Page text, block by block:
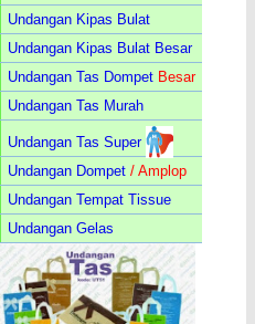
Undangan Kipas Bulat
Undangan Kipas Bulat Besar
Undangan Tas Dompet Besar
Undangan Tas Murah
Undangan Tas Super
Undangan Dompet / Amplop
Undangan Tempat Tissue
Undangan Gelas